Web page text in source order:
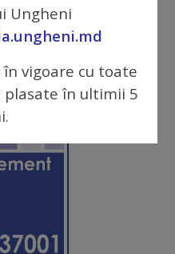
Ungheni
vigoare cu toate
în ultimii 5